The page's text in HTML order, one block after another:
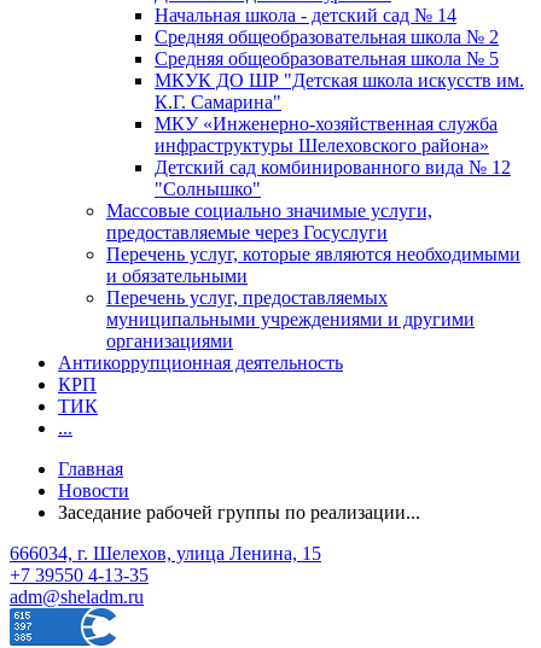
Начальная школа - детский сад № 14
Средняя общеобразовательная школа № 2
Средняя общеобразовательная школа № 5
МКУК ДО ШР "Детская школа искусств им.
К.Г. Самарина"
МКУ «Инженерно-хозяйственная служба
инфраструктуры Шелеховского района»
Детский сад комбинированного вида № 12
"Солнышко"
Массовые социально значимые услуги,
предоставляемые через Госуслуги
Перечень услуг, которые являются необходимыми
и обязательными
Перечень услуг, предоставляемых
муниципальными учреждениями и другими
организациями
Антикоррупционная деятельность
КРП
ТИК
...
Главная
Новости
Заседание рабочей группы по реализации...
666034, г. Шелехов, улица Ленина, 15
+7 39550 4-13-35
adm@sheladm.ru